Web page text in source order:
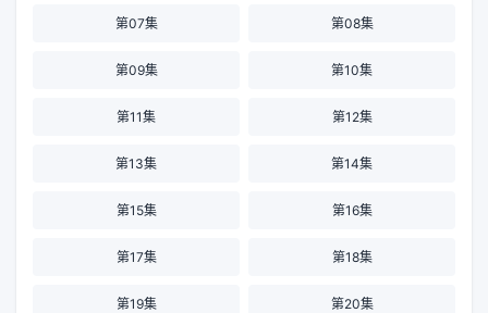
第07集 第08集
第09集 第10集
第11集 第12集
第13集 第14集
第15集 第16集
第17集 第18集
第19集 第20集